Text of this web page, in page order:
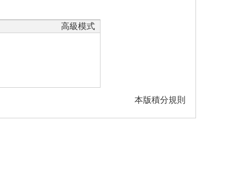
高級模式
本版積分規則